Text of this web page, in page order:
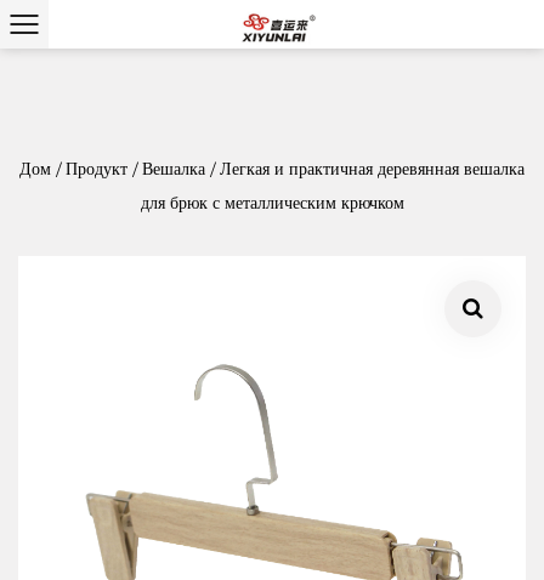
Дом /Продукт /Вешалка /Легкая и практичная деревянная вешалка
для брюк с металлическим крючком